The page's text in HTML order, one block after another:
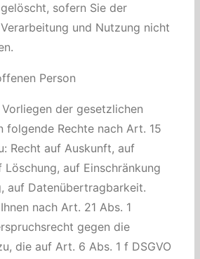
sofern Sie der
und Nutzung nicht
Person
der gesetzlichen
folgende Rechte nach Art. 15
Recht auf Auskunft, auf
Löschung, auf Einschränkung
auf Datenübertragbarkeit.
nach Art. 21 Abs. 1
gegen die
die auf Art. 6 Abs. 1 f DSGVO